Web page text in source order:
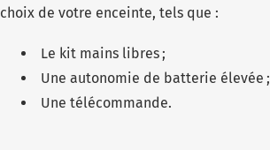
choix de votre enceinte, tels que :
Le kit mains libres ;
Une autonomie de batterie élevée ;
Une télécommande.